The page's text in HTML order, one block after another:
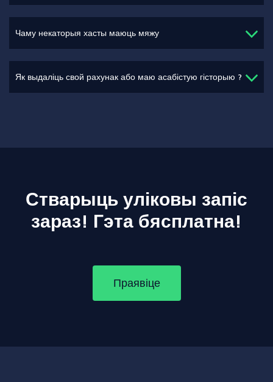
Чаму некаторыя хасты маюць мяжу
Як выдаліць свой рахунак або маю асабістую гісторыю ?
Стварыць уліковы запіс
зараз! Гэта бясплатна!
Праявіце